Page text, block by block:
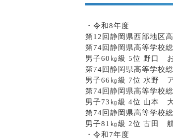
・令和8年度
第12回静岡県西部地区
第74回静岡県高等学校
男子60㎏級 5位 野口
第74回静岡県高等学校
男子66㎏級 7位 水野
第74回静岡県高等学校
男子73㎏級 4位 山本
第74回静岡県高等学校
男子81㎏級 2位 古田
・令和7年度